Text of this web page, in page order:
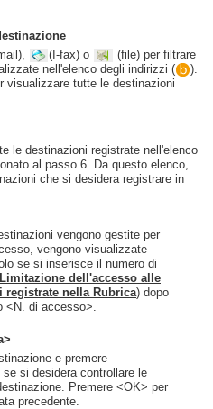
(I-fax) o
(file) per filtrare
nell'elenco degli indirizzi (
).
visualizzare tutte le destinazioni
le destinazioni registrate nell'elenco
al passo 6. Da questo elenco,
che si desidera registrare in
vengono gestite per
vengono visualizzate
se si inserisce il numero di
Limitazione dell'accesso alle
registrate nella Rubrica) dopo
<N. di accesso>.
e premere
si desidera controllare le
Premere <OK> per
precedente.